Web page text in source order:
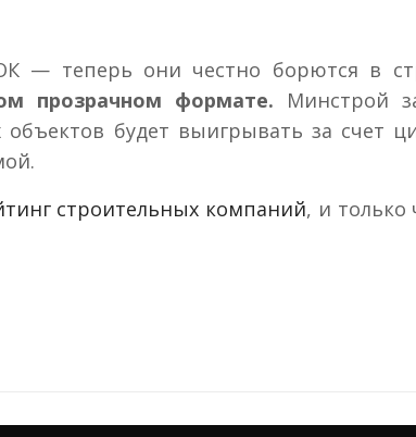
— теперь они честно борются в
прозрачном формате. Минстрой
объектов будет выигрывать за счет
строительных компаний, и
прозрачно
всего строительных компаний?